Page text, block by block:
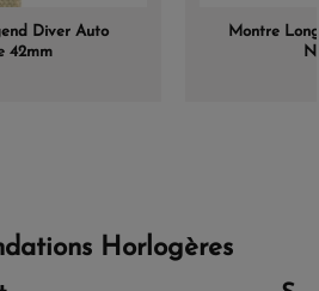
Diver Auto
42mm
Montre
Horlogères